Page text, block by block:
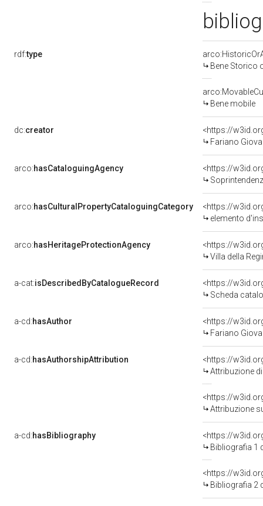
rdf:type
Bene Storico
Bene mobile
dc:creator
<https://
Fariano
arco:hasCataloguingAgency
<https://
arco:hasCulturalPropertyCataloguingCategory
<https://
elemento
arco:hasHeritageProtectionAgency
<https://
Villa della
a-cat:isDescribedByCatalogueRecord
<https://
Scheda
a-cd:hasAuthor
<https://
Fariano
a-cd:hasAuthorshipAttribution
<https://
Attribuzione
<https://
Attribuzione
a-cd:hasBibliography
<https://
Bibliografia 1
<https://
Bibliografia 2